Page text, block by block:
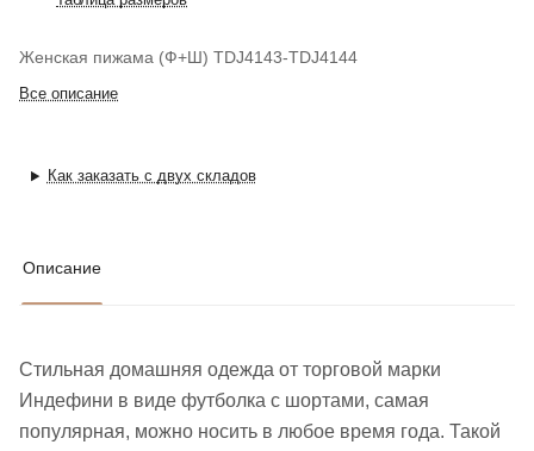
Женская пижама (Ф+Ш) TDJ4143-TDJ4144
Все описание
Как заказать с двух складов
Описание
Стильная домашняя одежда от торговой марки
Индефини в виде футболка с шортами, самая
популярная, можно носить в любое время года. Такой